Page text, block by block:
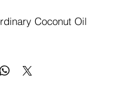
Coconut Oil